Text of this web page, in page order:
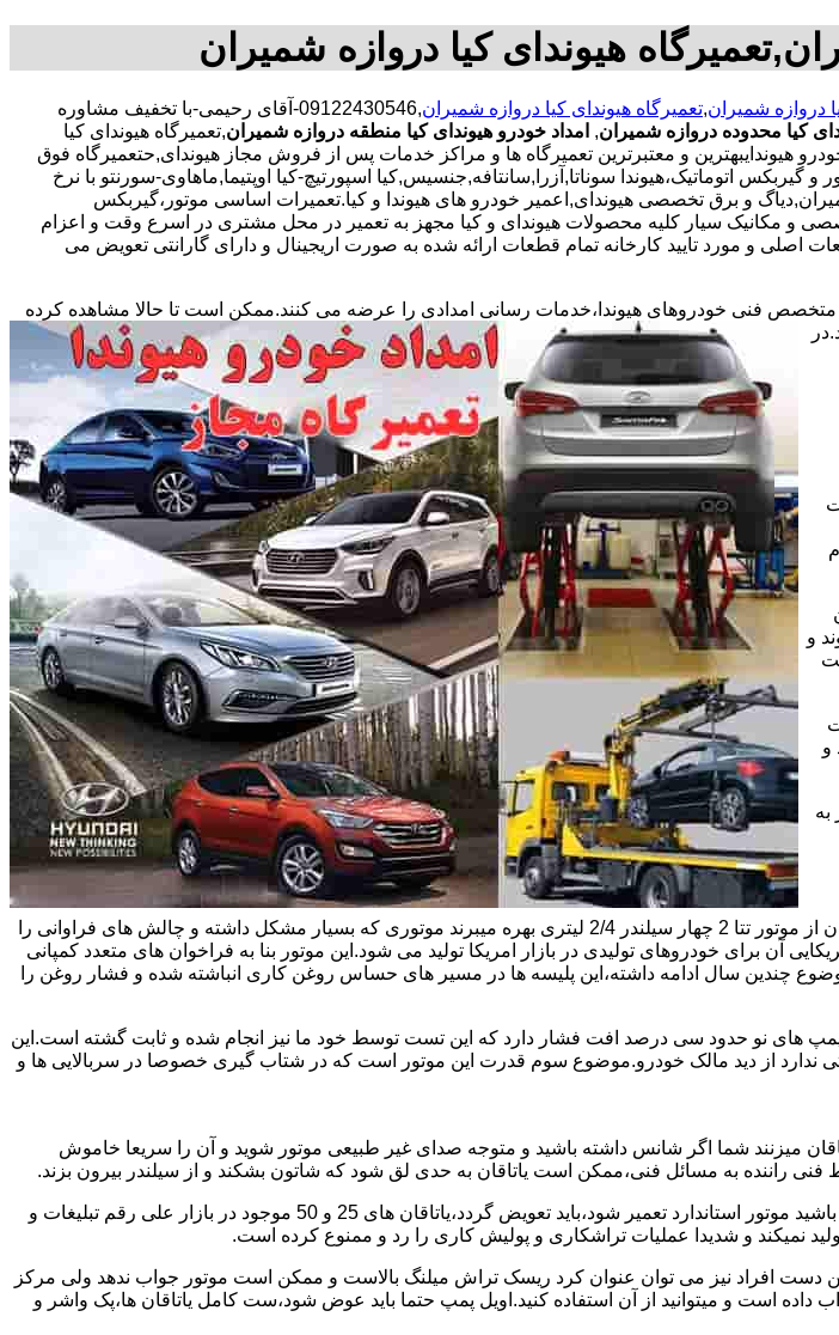
هیوندای کیا دروازه شمیران
دروازه شمیران,تعمیرگاه هیوندای کیا دروازه شمیران
,09122430546-آقای رحیمی-با تخفیف مشاوره
کیا محدوده دروازه شمیران, امداد خودرو هیوندای کیا منطقه دروازه شمیران,تعمیرگاه هیوندای کیا
هیوندایبهترین و معتبرترین تعمیرگاه ها و مراکز خدمات پس از فروش مجاز هیوندای,حتعمیرگاه فوق
اتوماتیک،هیوندا سوناتا,آزرا,سانتافه,جنسیس,کیا اسپورتیچ-کیا اوپتیما‌,ماهاوی-سورنتو با نرخ
و برق تخصصی هیوندای,اعمیر خودرو های هیوندا و کیا.تعمیرات اساسی موتور،گیربکس
و مکانیک سیار کلیه محصولات هیوندای و کیا مجهز به تعمیر در محل مشتری در اسرع وقت و اعزام
و مورد تایید کارخانه تمام قطعات ارائه شده به صورت اریجینال و دارای گارانتی تعویض می
متخصص فنی خودروهای هیوندا،خدمات رسانی امدادی را عرضه می کنند.ممکن است تا حالا مشاهده کرده
و
و
به
ابتدا راجع به دلیل یاتاقان زدن خودروهای هیوندای و سوناتا و اپتیما بحث می کنیم.این خودروها در ایران از موتور تتا 2 چهار سیلندر 2/4 لیتری بهره میبرند موتوری که بسیار مشکل داشته و چالش های فراوانی را
آن برای خودروهای تولیدی در بازار امریکا تولید می شود.این موتور بنا به فراخوان های متعدد کمپانی
چندین سال ادامه داشته،این پلیسه ها در مسیر های حساس روغن کاری انباشته شده و فشار روغن را
این موتور است و بعد از کارکرد 60/000 الی 100/000 نسبت به اویل پمپ های نو حدود سی درصد افت فشار دارد که این تست توسط خود ما نیز انجام شده و ثابت گشته است.این
ندارد از دید مالک خودرو.موضوع سوم قدرت این موتور است که در شتاب گیری خصوصا در سربالایی ها و
میزنند شما اگر شانس داشته باشید و متوجه صدای غیر طبیعی موتور شوید و آن را سریعا خاموش
راننده به مسائل فنی،ممکن است یاتاقان به حدی لق شود که شاتون بشکند و از سیلندر بیرون بزند.
بابت تعمیر این موتور ها باید برخی نکات را در نظر داشته باشید.میلنگ این موتور چنانچه تمایل داشته باشید موتور استاندارد تعمیر شود،باید تعویض گردد،یاتاقان های 25 و 50 موجود در بازار علی رقم تبلیغات و
این دست افراد نیز می توان عنوان کرد ریسک تراش میلنگ بالاست و ممکن است موتور جواب ندهد ولی مرکز
داده است و میتوانید از آن استفاده کنید.اویل پمپ حتما باید عوض شود،ست کامل یاتاقان ها،پک واشر و